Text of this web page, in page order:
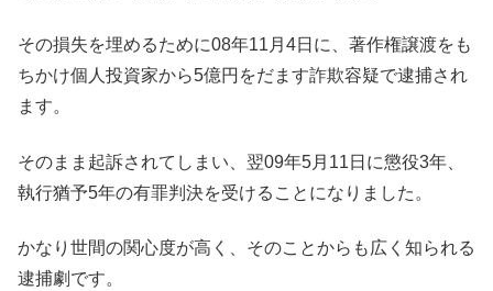
その損失を埋めるために08年11月4日に、著作権譲渡をも
ちかけ個人投資家から5億円をだます詐欺容疑で逮捕され
ます。
そのまま起訴されてしまい、翌09年5月11日に懲役3年、
執行猶予5年の有罪判決を受けることになりました。
かなり世間の関心度が高く、そのことからも広く知られる
逮捕劇です。